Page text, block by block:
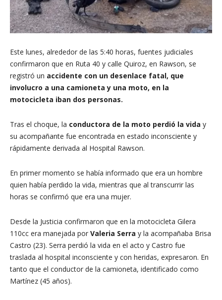
Este lunes, alrededor de las 5:40 horas, fuentes judiciales
confirmaron que en Ruta 40 y calle Quiroz, en Rawson, se
registró un accidente con un desenlace fatal, que
involucro a una camioneta y una moto, en la
motocicleta iban dos personas.
Tras el choque, la conductora de la moto perdió la vida y
su acompañante fue encontrada en estado inconsciente y
rápidamente derivada al Hospital Rawson.
En primer momento se había informado que era un hombre
quien había perdido la vida, mientras que al transcurrir las
horas se confirmó que era una mujer.
Desde la Justicia confirmaron que en la motocicleta Gilera
110cc era manejada por Valeria Serra y la acompañaba Brisa
Castro (23). Serra perdió la vida en el acto y Castro fue
traslada al hospital inconsciente y con heridas, expresaron. En
tanto que el conductor de la camioneta, identificado como
Martínez (45 años).